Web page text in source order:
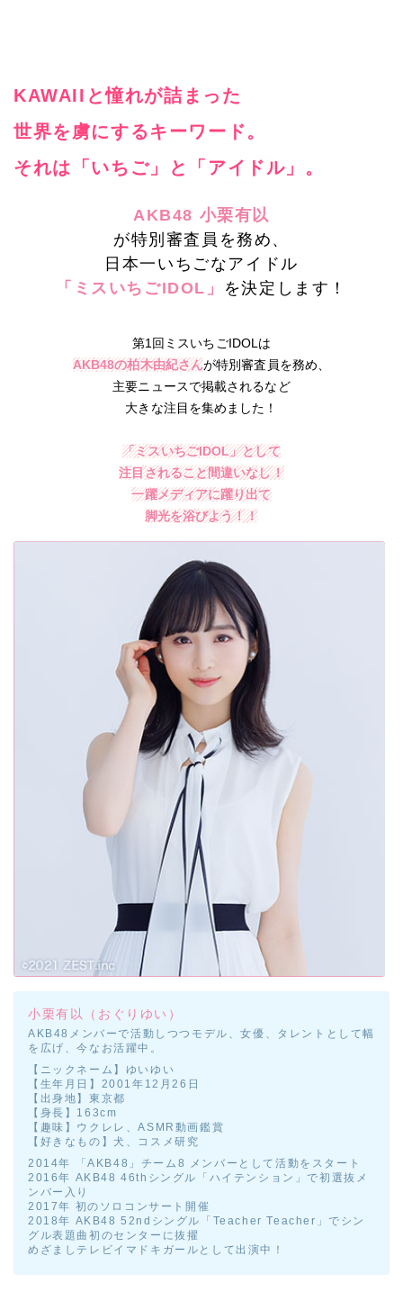
KAWAIIと憧れが詰まった
世界を虜にするキーワード。
それは「いちご」と「アイドル」。
AKB48 小栗有以
が特別審査員を務め、
日本一いちごなアイドル
「ミスいちごIDOL」
を決定します！
第1回ミスいちごIDOLは
AKB48の柏木由紀さんが特別審査員を務め、
主要ニュースで掲載されるなど
大きな注目を集めました！
「ミスいちごIDOL」として
注目されること間違いなし！
一躍メディアに躍り出て
脚光を浴びよう！！
小栗有以（おぐりゆい）
AKB48メンバーで活動しつつモデル、女優、タレントとして幅
を広げ、今なお活躍中。
【ニックネーム】ゆいゆい
【生年月日】2001年12月26日
【出身地】東京都
【身長】163cm
【趣味】ウクレレ、ASMR動画鑑賞
【好きなもの】犬、コスメ研究
2014年 「AKB48」チーム8 メンバーとして活動をスタート
2016年 AKB48 46thシングル「ハイテンション」で初選抜メ
ンバー入り
2017年 初のソロコンサート開催
2018年 AKB48 52ndシングル「Teacher Teacher」でシン
グル表題曲初のセンターに抜擢
めざましテレビイマドキガールとして出演中！